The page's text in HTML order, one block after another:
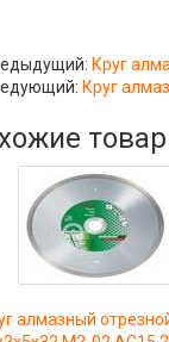
Круг
Круг
алмазный